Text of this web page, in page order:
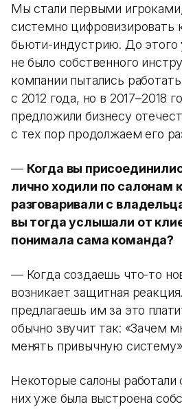
Мы стали первыми
системно цифровизировать
бьюти-индустрию. До этого
не было собственного
компании пытались
с 2012 года, но в 2017–2018
предложили бизнесу
с тех пор продолжаем его
— Когда вы
лично ходили по салонам
разговаривали с
вы тогда услышали от
понимала сама команда?
— Когда создаешь что-то
возникает защитная
предлагаешь им за это
обычно звучит так: «Зачем
менять привычную
Некоторые салоны работали
них уже была выстроена